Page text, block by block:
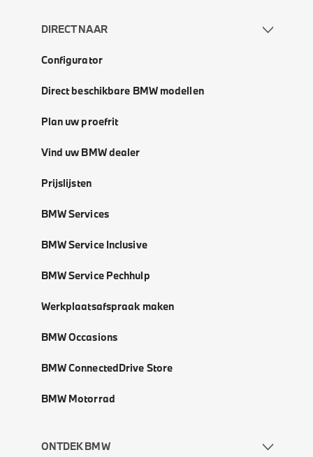
DIRECT NAAR
Configurator
Direct beschikbare BMW modellen
Plan uw proefrit
Vind uw BMW dealer
Prijslijsten
BMW Services
BMW Service Inclusive
BMW Service Pechhulp
Werkplaatsafspraak maken
BMW Occasions
BMW ConnectedDrive Store
BMW Motorrad
ONTDEK BMW